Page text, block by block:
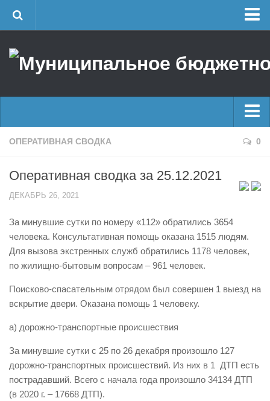
Об учреждении
Районные УГЗ
Поисково-спасательный отряд г. Уфы
Центр размещения пострадавших
Отчеты о реализации муниципальных программ
Документы
История
Виды деятельности
Обслуживание опасных производственных объектов
Оказание платных образовательных услуг
УГЗ рекомендует
Памятки населению
Как стать спасателем
Главные новости
Оперативная сводка
Половодье
ОПЕРАТИВНАЯ СВОДКА 0
Оперативная сводка за 25.12.2021
ДЕКАБРЬ 26, 2021
За минувшие сутки по номеру «112» обратились 3654
человека. Консультативная помощь оказана 1515 людям.
Для вызова экстренных служб обратились 1178 человек,
по жилищно-бытовым вопросам – 961 человек.
Поисково-спасательным отрядом был совершен 1 выезд на
вскрытие двери. Оказана помощь 1 человеку.
а) дорожно-транспортные происшествия
За минувшие сутки с 25 по 26 декабря произошло 127
дорожно-транспортных происшествий. Из них в 1 ДТП есть
пострадавший. Всего с начала года произошло 34134 ДТП
(в 2020 г. – 17668 ДТП).